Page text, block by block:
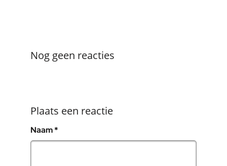
Nog geen reacties
Plaats een reactie
Naam*